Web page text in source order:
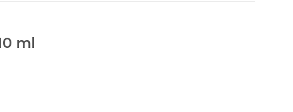
ml